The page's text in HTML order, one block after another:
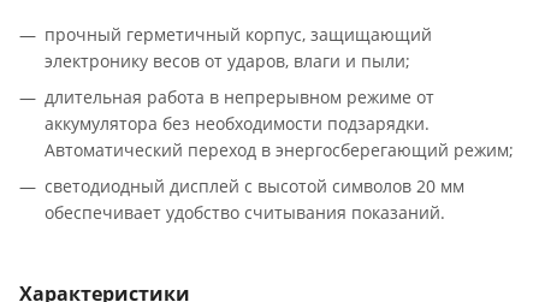
прочный герметичный корпус, защищающий
электронику весов от ударов, влаги и пыли;
длительная работа в непрерывном режиме от
аккумулятора без необходимости подзарядки.
Автоматический переход в энергосберегающий режим;
светодиодный дисплей с высотой символов 20 мм
обеспечивает удобство считывания показаний.
Характеристики